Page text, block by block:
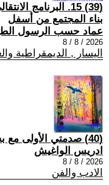
بناء المجتمع من أسفل
عماد حسب الرسول
2026 / 8 / 8
اليسار , الديمقراطية
(40) صدمتي الأولى مع بشاعة الاحتلال في سبتة..!!
ادريس الواغيش
2026 / 8 / 8
الادب والفن